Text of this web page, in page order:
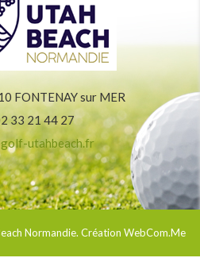
FONTENAY sur MER
33 21 44 27
utahbeach.fr
Normandie. Création WebCom.Me